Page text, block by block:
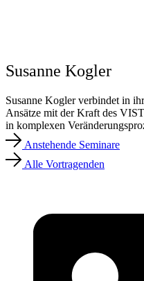
Susanne Kogler
Susanne Kogler verbindet in
Ansätze mit der Kraft des
in komplexen
Anstehende Seminare
Alle Vortragenden